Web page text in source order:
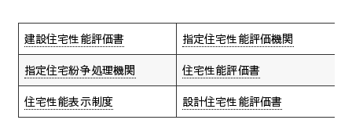
建設住宅性能評価書
指定住宅性能評価機関
指定住宅紛争処理機関
住宅性能評価書
住宅性能表示制度
設計住宅性能評価書